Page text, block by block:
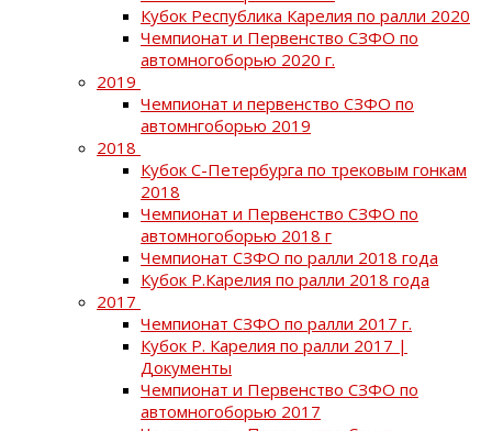
Кубок Республика Карелия по ралли 2020
Чемпионат и Первенство СЗФО по
автомногоборью 2020 г.
2019
Чемпионат и первенство СЗФО по
автомнгоборью 2019
2018
Кубок С-Петербурга по трековым гонкам
2018
Чемпионат и Первенство СЗФО по
автомногоборью 2018 г
Чемпионат СЗФО по ралли 2018 года
Кубок Р.Карелия по ралли 2018 года
2017
Чемпионат СЗФО по ралли 2017 г.
Кубок Р. Карелия по ралли 2017 |
Документы
Чемпионат и Первенство СЗФО по
автомногоборью 2017